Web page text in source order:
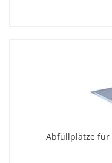
Abfüllplätze für